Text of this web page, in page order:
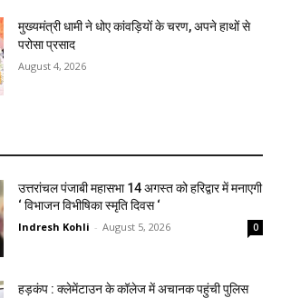
मुख्यमंत्री धामी ने धोए कांवड़ियों के चरण, अपने हाथों से
परोसा प्रसाद
August 4, 2026
उत्तरांचल पंजाबी महासभा 14 अगस्त को हरिद्वार में मनाएगी
‘ विभाजन विभीषिका स्मृति दिवस ‘
Indresh Kohli - August 5, 2026 0
हड़कंप : क्लेमेंटाउन के कॉलेज में अचानक पहुंची पुलिस